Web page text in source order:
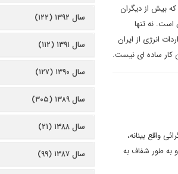
بیش از دیگران
است. نه تنها
انرژی از ایران
کار ساده ای نیست.
واقع بینانه،
به طور شفاف به
سال ۱۳۹۲ (۱۲۲)
سال ۱۳۹۱ (۱۱۲)
سال ۱۳۹۰ (۱۲۷)
سال ۱۳۸۹ (۳۰۵)
سال ۱۳۸۸ (۲۱)
سال ۱۳۸۷ (۹۹)